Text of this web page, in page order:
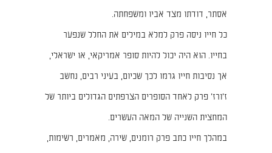
אסתר, דודתו מצד אביו ומשפחתה.
כל חייו ניסה פרק למלא במילים את החלל שנפער
בחייו. הוא היה יכול להיות סופר אמריקאי, או ישראלי,
אך נסיבות חייו גרמו לכך שכיום, בעיני רבים, נחשב
ז׳ורז׳ פרק לאחד הסופרים הצרפתים הגדולים ביותר של
המחצית השנייה של המאה העשרים.
במהלך חייו כתב פרק רומנים, שירה, מאמרים, רשימות,